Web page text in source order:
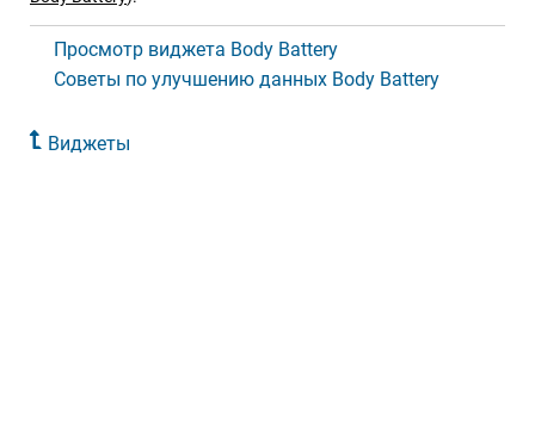
Просмотр виджета Body Battery
Советы по улучшению данных Body Battery
Виджеты